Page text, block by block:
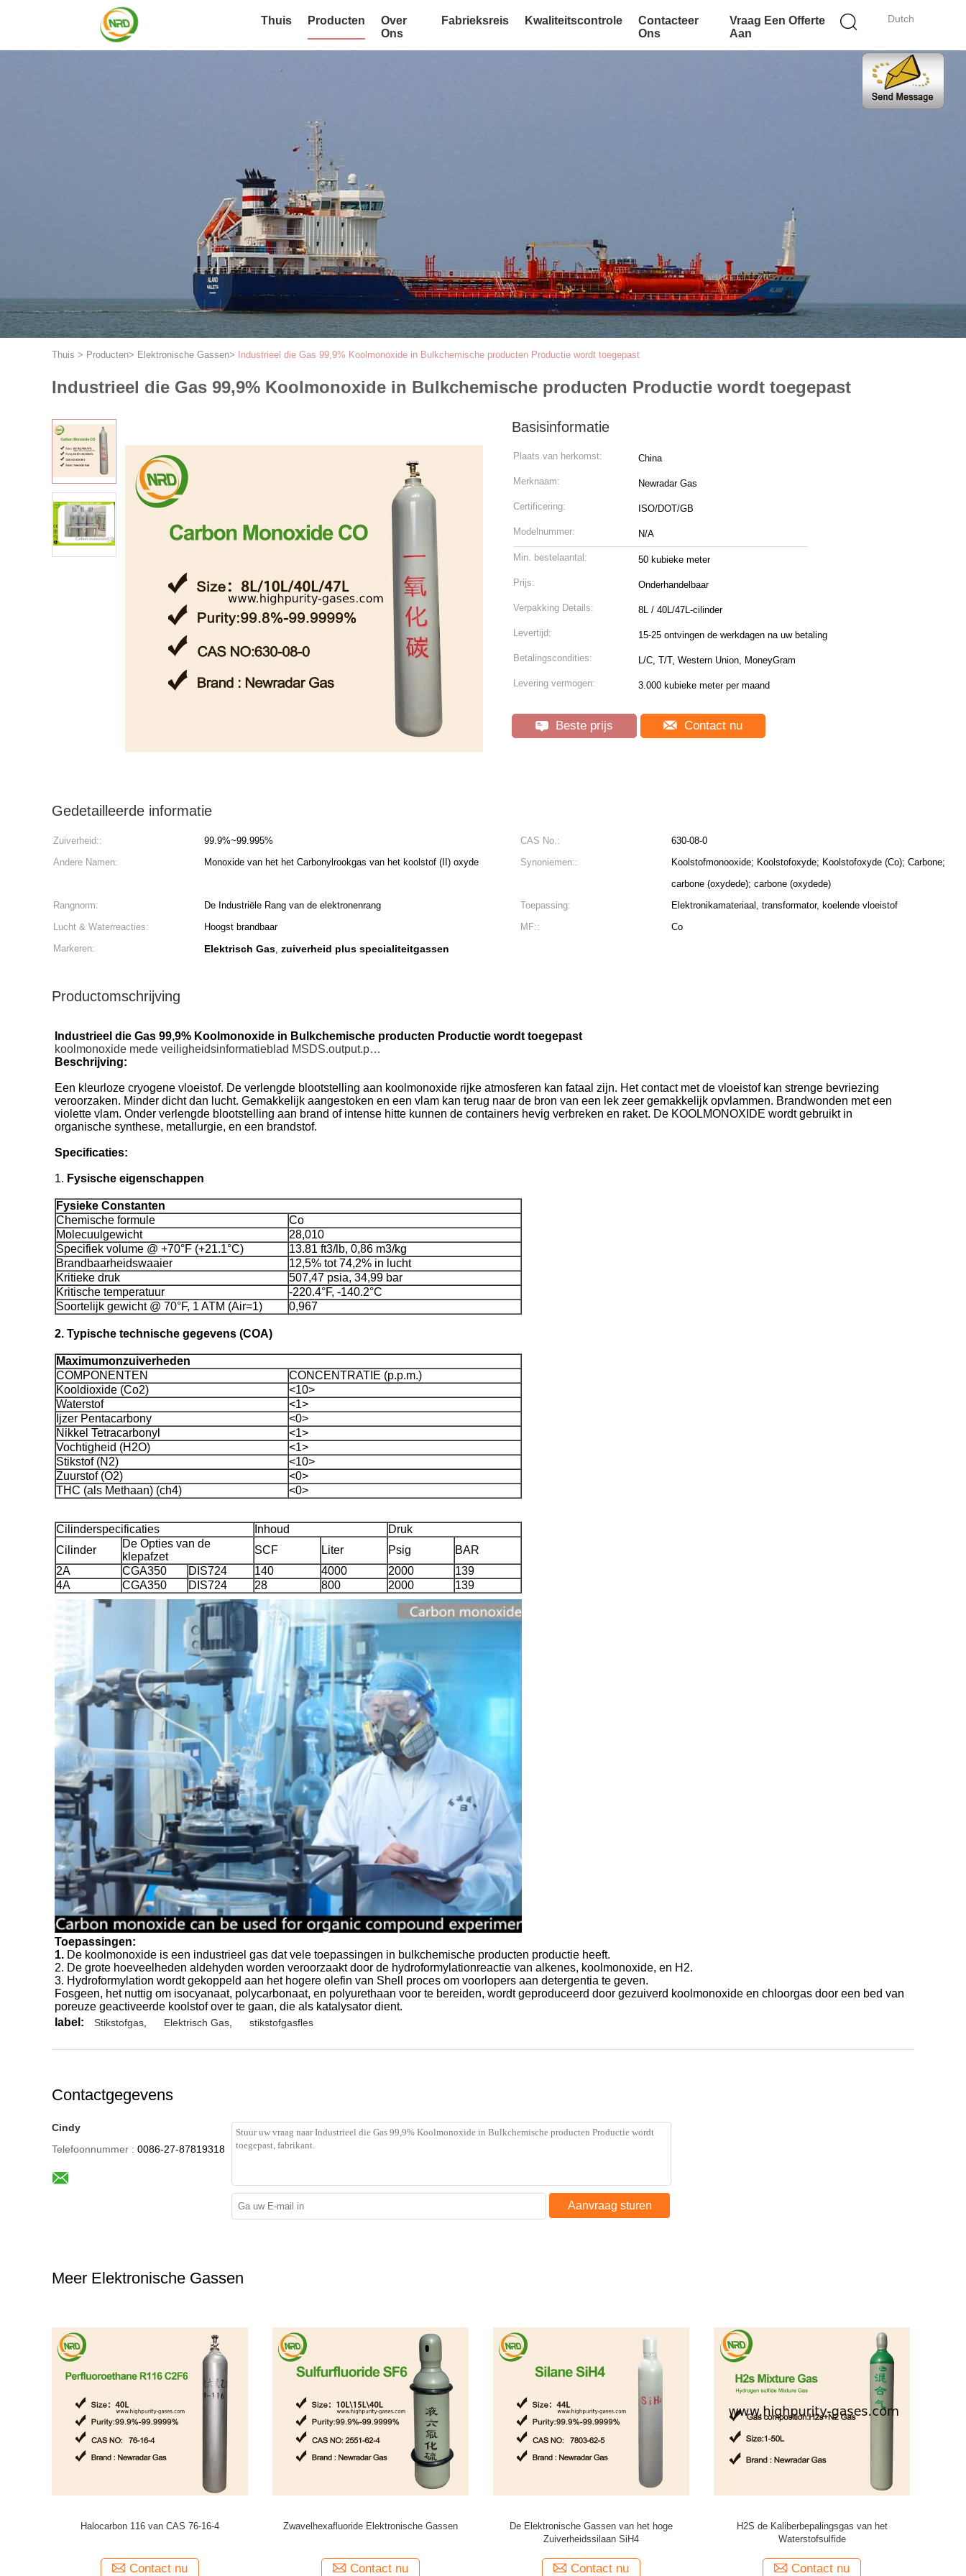
Dutch
Thuis Producten
Over
Ons
Fabrieksreis Kwaliteitscontrole
Contacteer
Ons
Vraag Een Offerte
Aan
Thuis > Producten> Elektronische Gassen> Industrieel die Gas 99,9% Koolmonoxide in Bulkchemische producten Productie wordt toegepast
Industrieel die Gas 99,9% Koolmonoxide in Bulkchemische producten Productie wordt toegepast
Basisinformatie
Plaats van herkomst: China
Merknaam: Newradar Gas
Certificering: ISO/DOT/GB
Modelnummer: N/A
Min. bestelaantal: 50 kubieke meter
Prijs: Onderhandelbaar
Verpakking Details: 8L / 40L/47L-cilinder
Levertijd: 15-25 ontvingen de werkdagen na uw betaling
Betalingscondities: L/C, T/T, Western Union, MoneyGram
Levering vermogen: 3.000 kubieke meter per maand
Beste prijs Contact nu
Gedetailleerde informatie
Zuiverheid:: 99.9%~99.995% CAS No.:
630-08-0
Andere Namen:
Monoxide van het het Carbonylrookgas van het koolstof (II) oxyde Synoniemen::
Koolstofmonooxide; Koolstofoxyde; Koolstofoxyde (Co); Carbone;
carbone (oxydede); carbone (oxydede)
Rangnorm:
De Industriële Rang van de elektronenrang Toepassing:
Elektronikamateriaal, transformator, koelende vloeistof
Lucht & Waterreacties:
Hoogst brandbaar MF::
Co
Markeren:
Elektrisch Gas, zuiverheid plus specialiteitgassen
Productomschrijving
Industrieel die Gas 99,9% Koolmonoxide in Bulkchemische producten Productie wordt toegepast
koolmonoxide mede veiligheidsinformatieblad MSDS.output.p…
Beschrijving:
Een kleurloze cryogene vloeistof. De verlengde blootstelling aan koolmonoxide rijke atmosferen kan fataal zijn. Het contact met de vloeistof kan strenge bevriezing
veroorzaken. Minder dicht dan lucht. Gemakkelijk aangestoken en een vlam kan terug naar de bron van een lek zeer gemakkelijk opvlammen. Brandwonden met een
violette vlam. Onder verlengde blootstelling aan brand of intense hitte kunnen de containers hevig verbreken en raket. De KOOLMONOXIDE wordt gebruikt in
organische synthese, metallurgie, en een brandstof.
Specificaties:
1. Fysische eigenschappen
Fysieke Constanten
Chemische formule
Co
Molecuulgewicht
28,010
Specifiek volume @ +70°F (+21.1°C)
13.81 ft3/lb, 0,86 m3/kg
Brandbaarheidswaaier
12,5% tot 74,2% in lucht
Kritieke druk
507,47 psia, 34,99 bar
Kritische temperatuur
-220.4°F, -140.2°C
Soortelijk gewicht @ 70°F, 1 ATM (Air=1)
0,967
2. Typische technische gegevens (COA)
Maximumonzuiverheden
COMPONENTEN
CONCENTRATIE (p.p.m.)
Kooldioxide (Co2)
<10>
Waterstof
<1>
Ijzer Pentacarbony
<0>
Nikkel Tetracarbonyl
<1>
Vochtigheid (H2O)
<1>
Stikstof (N2)
<10>
Zuurstof (O2)
<0>
THC (als Methaan) (ch4)
<0>
Cilinderspecificaties Inhoud
Druk
Cilinder
De Opties van de
klepafzet
SCF Liter Psig
BAR
2A
CGA350 DIS724 140 4000 2000
139
4A
CGA350 DIS724 28 800 2000 139
Toepassingen:
1. De koolmonoxide is een industrieel gas dat vele toepassingen in bulkchemische producten productie heeft.
2. De grote hoeveelheden aldehyden worden veroorzaakt door de hydroformylationreactie van alkenes, koolmonoxide, en H2.
3. Hydroformylation wordt gekoppeld aan het hogere olefin van Shell proces om voorlopers aan detergentia te geven.
Fosgeen, het nuttig om isocyanaat, polycarbonaat, en polyurethaan voor te bereiden, wordt geproduceerd door gezuiverd koolmonoxide en chloorgas door een bed van
poreuze geactiveerde koolstof over te gaan, die als katalysator dient.
label:
Stikstofgas Elektrisch Gas stikstofgasfles
Contactgegevens
Cindy
Telefoonnummer : 0086-27-87819318
Aanvraag sturen
Meer Elektronische Gassen
Ar/F2/He/Ne excimer lasergas voor lens wordt
Contact nu
Het Gas van de isobutyleenkaliberbepaling 100
Contact nu
Stikstoffluoride NF3, nf3-gas
Contact nu
De Zwavelhexafluoride van de industrie
Elektronisch Gassen Gas Gasachtig
Contact nu